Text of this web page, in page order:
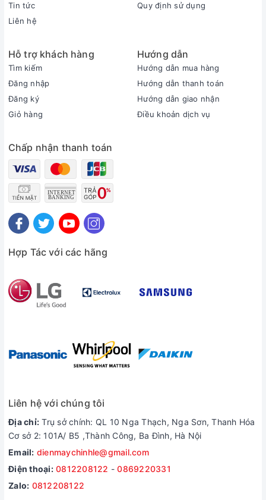
Ngăn mùi
nanoe™ X ngăn mùi thực phẩm lan tỏa.*³
Tính năng cấp đông mềm nhanh hơn giúp bảo quản thực
phẩm luôn tươi ngon nhờ công nghệ Prime Fresh+
Công nghệ cấp đông mềm Prime Fresh giữ thịt cá ở nhiệt độ
khoảng -3°C.
Tin tức
Liên hệ
Quy định sử dụng
Hỗ trợ khách hàng
Tìm kiếm
Đăng nhập
Đăng ký
Giỏ hàng
Hướng dẫn
Hướng dẫn mua hàng
Hướng dẫn thanh toán
Hướng dẫn giao nhận
Điều khoản dịch vụ
Chấp nhận thanh toán
Hợp Tác với các hãng
Liên hệ với chúng tôi
Địa chỉ: Trụ sở chính: QL 10 Nga Thạch, Nga Sơn, Thanh Hóa
Cơ sở 2: 101A/ B5 ,Thành Công, Ba Đình, Hà Nội
Email: dienmaychinhle@gmail.com
Điện thoại: 0812208122 -0869220331
Zalo: 0812208122